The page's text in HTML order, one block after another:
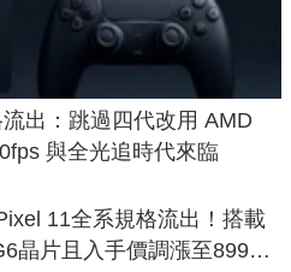
出：跳過四代改用 AMD
與全光追時代來臨
11全系規格流出！搭載
晶片且入手價調漲至899美